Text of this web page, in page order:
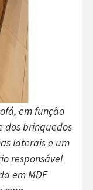
em função
dos brinquedos
laterais e um
responsável
em MDF